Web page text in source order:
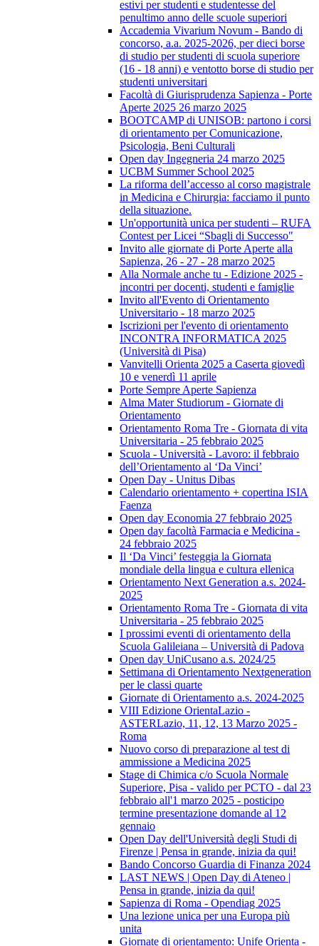
estivi per studenti e studentesse del
penultimo anno delle scuole superiori
Accademia Vivarium Novum - Bando di
concorso, a.a. 2025-2026, per dieci borse
di studio per studenti di scuola superiore
(16 - 18 anni) e ventotto borse di studio per
studenti universitari
Facoltà di Giurisprudenza Sapienza - Porte
Aperte 2025 26 marzo 2025
BOOTCAMP di UNISOB: partono i corsi
di orientamento per Comunicazione,
Psicologia, Beni Culturali
Open day Ingegneria 24 marzo 2025
UCBM Summer School 2025
La riforma dell’accesso al corso magistrale
in Medicina e Chirurgia: facciamo il punto
della situazione.
Un'opportunità unica per studenti – RUFA
Contest per Licei “Sbagli di Successo"
Invito alle giornate di Porte Aperte alla
Sapienza, 26 - 27 - 28 marzo 2025
Alla Normale anche tu - Edizione 2025 -
incontri per docenti, studenti e famiglie
Invito all'Evento di Orientamento
Universitario - 18 marzo 2025
Iscrizioni per l'evento di orientamento
INCONTRA INFORMATICA 2025
(Università di Pisa)
Vanvitelli Orienta 2025 a Caserta giovedì
10 e venerdì 11 aprile
Porte Sempre Aperte Sapienza
Alma Mater Studiorum - Giornate di
Orientamento
Orientamento Roma Tre - Giornata di vita
Universitaria - 25 febbraio 2025
Scuola - Università - Lavoro: il febbraio
dell’Orientamento al ‘Da Vinci’
Open Day - Unitus Dibas
Calendario orientamento + copertina ISIA
Faenza
Open day Economia 27 febbraio 2025
Open day facoltà Farmacia e Medicina -
24 febbraio 2025
Il ‘Da Vinci’ festeggia la Giornata
mondiale della lingua e cultura ellenica
Orientamento Next Generation a.s. 2024-
2025
Orientamento Roma Tre - Giornata di vita
Universitaria - 25 febbraio 2025
I prossimi eventi di orientamento della
Scuola Galileiana – Università di Padova
Open day UniCusano a.s. 2024/25
Settimana di Orientamento Nextgeneration
per le classi quarte
Giornate di Orientamento a.s. 2024-2025
VIII Edizione OrientaLazio -
ASTERLazio, 11, 12, 13 Marzo 2025 -
Roma
Nuovo corso di preparazione al test di
ammissione a Medicina 2025
Stage di Chimica c/o Scuola Normale
Superiore, Pisa - valido per PCTO - dal 23
febbraio all'1 marzo 2025 - posticipo
termine presentazione domande al 12
gennaio
Open Day dell'Università degli Studi di
Firenze | Pensa in grande, inizia da qui!
Bando Concorso Guardia di Finanza 2024
LAST NEWS | Open Day di Ateneo |
Pensa in grande, inizia da qui!
Sapienza di Roma - Opendiag 2025
Una lezione unica per una Europa più
unita
Giornate di orientamento: Unife Orienta -